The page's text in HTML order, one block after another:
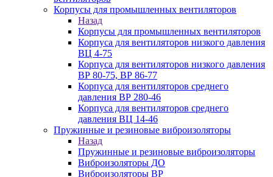
Корпусы для промышленных вентиляторов
Назад
Корпусы для промышленных вентиляторов
Корпуса для вентиляторов низкого давления
ВЦ 4-75
Корпуса для вентиляторов низкого давления
ВР 80-75, ВР 86-77
Корпуса для вентиляторов среднего
давления ВР 280-46
Корпуса для вентиляторов среднего
давления ВЦ 14-46
Пружинные и резиновые виброизоляторы
Назад
Пружинные и резиновые виброизоляторы
Виброизоляторы ДО
Виброизоляторы ВР